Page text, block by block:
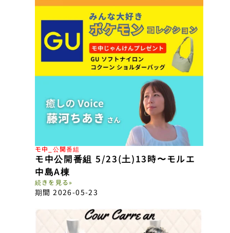
モ中_公開番組
モ中公開番組 5/23(土)13時〜モルエ
中島A棟
続きを見る»
期間 2026-05-23